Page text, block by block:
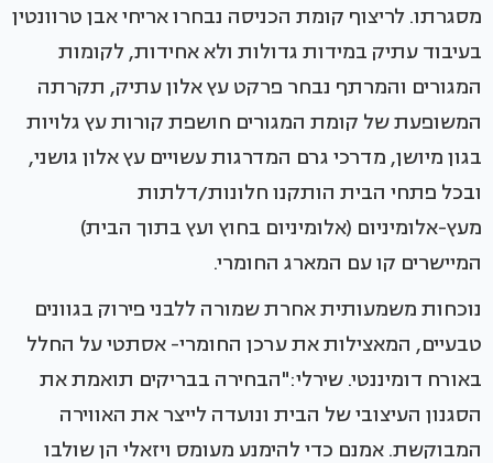
מסגרתו. לריצוף קומת הכניסה נבחרו אריחי אבן טרוונטין
בעיבוד עתיק במידות גדולות ולא אחידות, לקומות
המגורים והמרתף נבחר פרקט עץ אלון עתיק, תקרתה
המשופעת של קומת המגורים חושפת קורות עץ גלויות
בגון מיושן, מדרכי גרם המדרגות עשויים עץ אלון גושני,
ובכל פתחי הבית הותקנו חלונות/דלתות
מעץ-אלומיניום (אלומיניום בחוץ ועץ בתוך הבית)
המיישרים קו עם המארג החומרי.
נוכחות משמעותית אחרת שמורה ללבני פירוק בגוונים
טבעיים, המאצילות את ערכן החומרי- אסתטי על החלל
באורח דומיננטי. שירלי:"הבחירה בבריקים תואמת את
הסגנון העיצובי של הבית ונועדה לייצר את האווירה
המבוקשת. אמנם כדי להימנע מעומס ויזאלי הן שולבו